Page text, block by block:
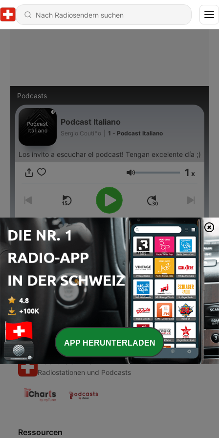
Podcasts
Podcast Italiano
Sergio Coutiño 1 - Podcast Italiano
Los invito a escuchar el podcast! Tengan excelente día ;)
Lautstärke 1 x
00:00
Folgen
1 Podcast Italiano
03 Okt. 2020
Radiostationen und Podcasts
Ressourcen
APP HERUNTERLADEN